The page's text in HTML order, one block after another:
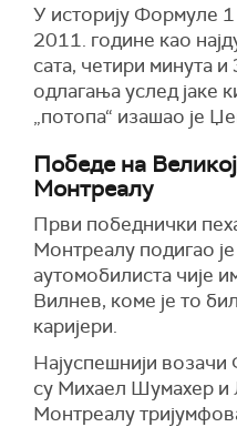
У историју Формуле 1
2011. године као
сата, четири минута
одлагања услед јаке
„потопа“ изашао је
Победе на
Монтреалу
Први победнички
Монтреалу подигао
аутомобилиста чије
Вилнев, коме је то
каријери.
Најуспешнији
су Михаел Шумахер и
Монтреалу